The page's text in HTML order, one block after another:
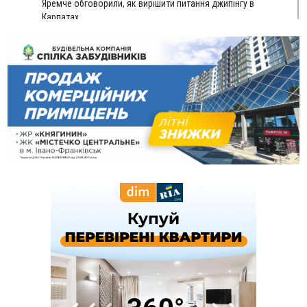
Яремче обговорили, як вирішити питання джипінгу в
Карпатах
5 «тихих» хвороб, які виявляє профілактичне обстеження
13:30
ФОТО На Надрічній тривають останні приготування до
нового руху
12:57
У Франківську зафіксували найбільшу спеку за всю історію
спостережень
12:24
Лікування наркоманії Київ: чому важливо розпочати
терапію якомога раніше
12:00
Франківця, який у Косові викрав за магазину понад 640
тисяч гривень у валюті, засудили до 5 років
чоловіків 18–60 років
Водійка, яку на Сухомлинського побив інший керманич,
відмовилася від обвинувачення — справу закрили
У Франківську, Коломиї, Долині та Яремче 6 серпня
зафіксували рекордну спеку
Змушував надсилати інтимні фото: на Прикарпатті
затримали підозрюваного у розбещенні малолітньої
АМКУ розпочав справу проти Гвіздецької селищної ради